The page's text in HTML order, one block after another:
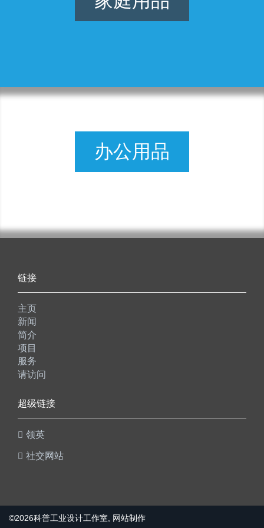
办公用品
链接
主页
新闻
简介
项目
服务
请访问
超级链接
领英
社交网站
©2026科普工业设计工作室 , 网站制作